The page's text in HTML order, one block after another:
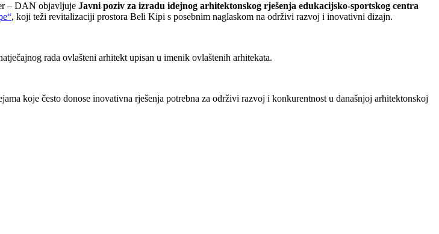
– DAN objavljuje Javni poziv za izradu idejnog arhitektonskog rješenja edukacijsko-sportskog centra
, koji teži revitalizaciji prostora Beli Kipi s posebnim naglaskom na održivi razvoj i inovativni dizajn.
rada ovlašteni arhitekt upisan u imenik ovlaštenih arhitekata.
koje često donose inovativna rješenja potrebna za održivi razvoj i konkurentnost u današnjoj arhitektonskoj